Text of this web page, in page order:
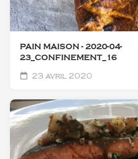
PAIN MAISON - 2020-04-
23_CONFINEMENT_16
23 avril 2020